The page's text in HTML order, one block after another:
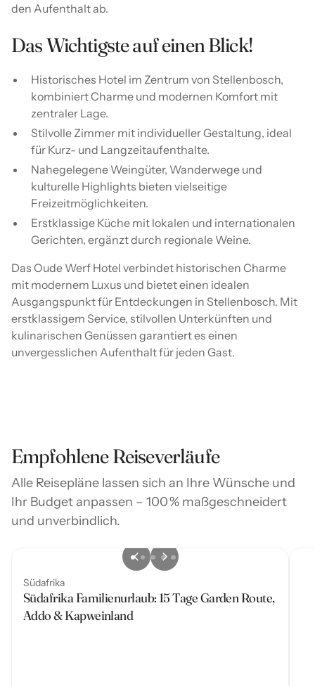
den Aufenthalt ab.
Das Wichtigste auf einen Blick!
Historisches Hotel im Zentrum von Stellenbosch,
kombiniert Charme und modernen Komfort mit
zentraler Lage.
Stilvolle Zimmer mit individueller Gestaltung, ideal
für Kurz- und Langzeitaufenthalte.
Nahegelegene Weingüter, Wanderwege und
kulturelle Highlights bieten vielseitige
Freizeitmöglichkeiten.
Erstklassige Küche mit lokalen und internationalen
Gerichten, ergänzt durch regionale Weine.
Das Oude Werf Hotel verbindet historischen Charme
mit modernem Luxus und bietet einen idealen
Ausgangspunkt für Entdeckungen in Stellenbosch. Mit
erstklassigem Service, stilvollen Unterkünften und
kulinarischen Genüssen garantiert es einen
unvergesslichen Aufenthalt für jeden Gast.
Empfohlene Reiseverläufe
Alle Reisepläne lassen sich an Ihre Wünsche und
Ihr Budget anpassen – 100 % maßgeschneidert
und unverbindlich.
Südafrika
Südafrika Familienurlaub: 15 Tage Garden Route,
Addo & Kapweinland